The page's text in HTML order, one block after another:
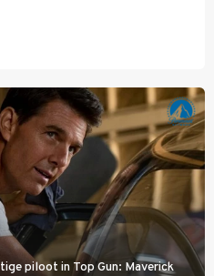
piloot in Top Gun: Maverick